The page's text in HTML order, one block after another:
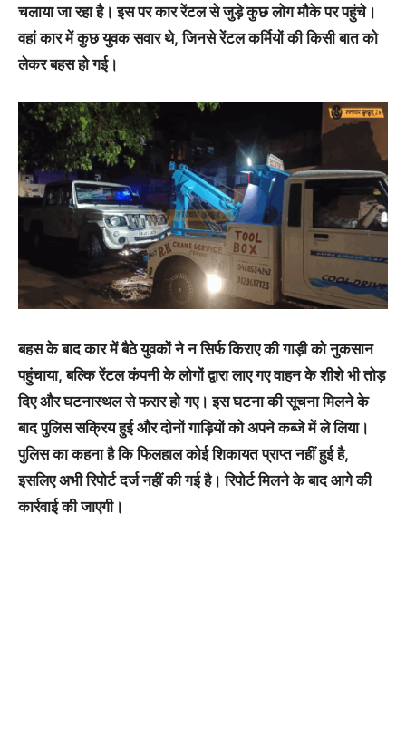
चलाया जा रहा है। इस पर कार रेंटल से जुड़े कुछ लोग मौके पर पहुंचे।
वहां कार में कुछ युवक सवार थे, जिनसे रेंटल कर्मियों की किसी बात को
लेकर बहस हो गई।
बहस के बाद कार में बैठे युवकों ने न सिर्फ किराए की गाड़ी को नुकसान
पहुंचाया, बल्कि रेंटल कंपनी के लोगों द्वारा लाए गए वाहन के शीशे भी तोड़
दिए और घटनास्थल से फरार हो गए। इस घटना की सूचना मिलने के
बाद पुलिस सक्रिय हुई और दोनों गाड़ियों को अपने कब्जे में ले लिया।
पुलिस का कहना है कि फिलहाल कोई शिकायत प्राप्त नहीं हुई है,
इसलिए अभी रिपोर्ट दर्ज नहीं की गई है। रिपोर्ट मिलने के बाद आगे की
कार्रवाई की जाएगी।